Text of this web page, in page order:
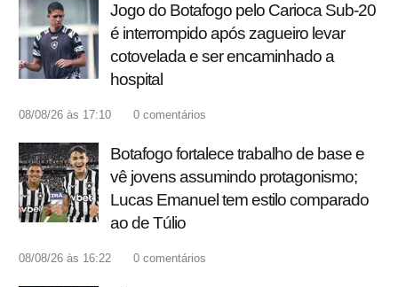
Jogo do Botafogo pelo Carioca Sub-20
é interrompido após zagueiro levar
cotovelada e ser encaminhado a
hospital
08/08/26 às 17:10 0 comentários
Botafogo fortalece trabalho de base e
vê jovens assumindo protagonismo;
Lucas Emanuel tem estilo comparado
ao de Túlio
08/08/26 às 16:22 0 comentários